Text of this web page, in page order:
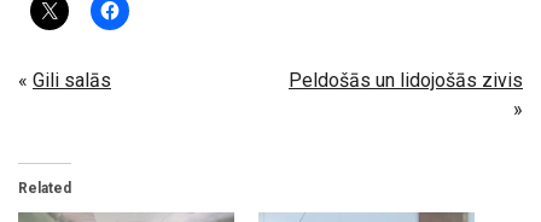
« Gili salās
Peldošās un lidojošās zivis
»
Related